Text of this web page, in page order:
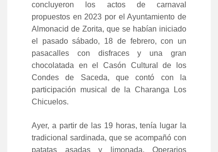
concluyeron los actos de carnaval
propuestos en 2023 por el Ayuntamiento de
Almonacid de Zorita, que se habían iniciado
el pasado sábado, 18 de febrero, con un
pasacalles con disfraces y una gran
chocolatada en el Casón Cultural de los
Condes de Saceda, que contó con la
participación musical de la Charanga Los
Chicuelos.
Ayer, a partir de las 19 horas, tenía lugar la
tradicional sardinada, que se acompañó con
patatas asadas y limonada. Operarios